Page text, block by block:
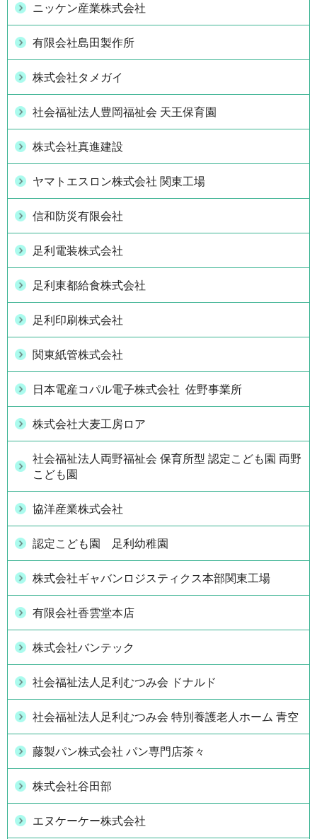
ニッケン産業株式会社
有限会社島田製作所
株式会社タメガイ
社会福祉法人豊岡福祉会 天王保育園
株式会社真進建設
ヤマトエスロン株式会社 関東工場
信和防災有限会社
足利電装株式会社
足利東都給食株式会社
足利印刷株式会社
関東紙管株式会社
日本電産コパル電子株式会社 佐野事業所
株式会社大麦工房ロア
社会福祉法人両野福祉会 保育所型 認定こども園 両野
こども園
協洋産業株式会社
認定こども園 足利幼稚園
株式会社ギャバンロジスティクス本部関東工場
有限会社香雲堂本店
株式会社バンテック
社会福祉法人足利むつみ会 ドナルド
社会福祉法人足利むつみ会 特別養護老人ホーム 青空
藤製パン株式会社 パン専門店茶々
株式会社谷田部
エヌケーケー株式会社